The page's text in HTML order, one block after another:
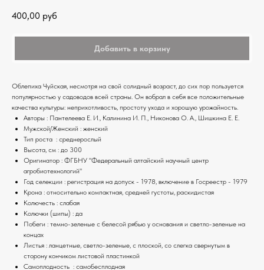
400,00 руб
Добавить в корзину
Облепиха Чуйская, несмотря на свой солидный возраст, до сих пор пользуется
популярностью у садоводов всей страны. Он вобрал в себя все положительные
качества культуры: неприхотливость, простоту ухода и хорошую урожайность.
Авторы : Пантелеева Е. И., Калинина И. П., Никонова О. А., Шишкина Е. Е.
Мужской/Женский : женский
Тип роста : среднерослый
Высота, см : до 300
Оригинатор : ФГБНУ "Федеральный алтайский научный центр
агробиотехнологий"
Год селекции : регистрация на допуск - 1978, включение в Госреестр - 1979
Крона : относительно компактная, средней густоты, раскидистая
Колючесть : слабая
Колючки (шипы) : да
Побеги : темно-зеленые с белесой рябью у основания и светло-зеленые на
концах
Листья : ланцетные, светло-зеленые, с плоской, со слегка свернутым в
сторону кончиком листовой пластинкой
Самоплодность : самобесплодная